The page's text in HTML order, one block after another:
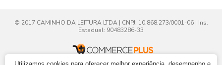
© 2017 CAMINHO DA LEITURA LTDA | CNPJ: 10.868.273/0001-06 | Ins.
Estadual: 90483286-33